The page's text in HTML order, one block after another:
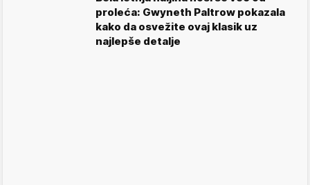
proleća: Gwyneth Paltrow pokazala
kako da osvežite ovaj klasik uz
najlepše detalje